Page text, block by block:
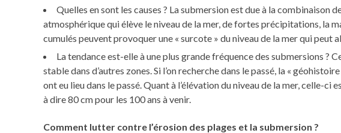
Quelles en sont les causes ? La submersion est due à la combinaison
atmosphérique qui élève le niveau de la mer, de fortes précipitations, la
cumulés peuvent provoquer une « surcote » du niveau de la mer qui peut
La tendance est-elle à une plus grande fréquence des submersions ?
stable dans d’autres zones. Si l’on recherche dans le passé, la «
ont eu lieu dans le passé. Quant à l’élévation du niveau de la mer, celle-
à dire 80 cm pour les 100 ans à venir.
Comment lutter contre l’érosion des plages et la submersion ?